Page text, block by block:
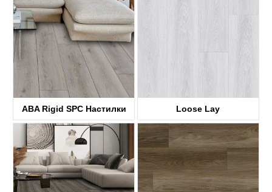
ABA Rigid SPC Настилки
KTV8036
Loose Lay
KTV8017